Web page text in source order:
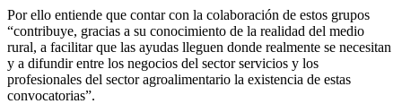
Por ello entiende que contar con la colaboración de estos grupos
“contribuye, gracias a su conocimiento de la realidad del medio
rural, a facilitar que las ayudas lleguen donde realmente se necesitan
y a difundir entre los negocios del sector servicios y los
profesionales del sector agroalimentario la existencia de estas
convocatorias”.